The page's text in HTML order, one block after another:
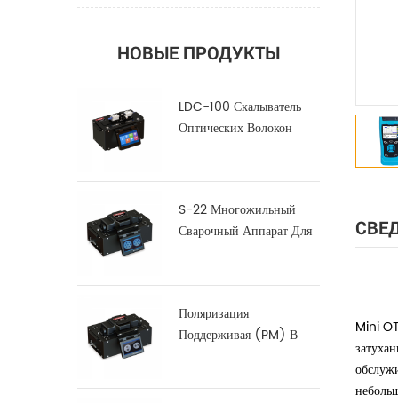
НОВЫЕ ПРОДУКТЫ
LDC-100 Скалыватель
Оптических Волокон
S-22 Многожильный
Сварочный Аппарат Для
Поляризация
Поддерживая (PM) В
Mini